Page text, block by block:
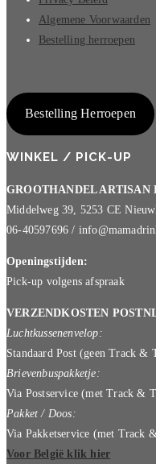
Algemene Voorwaarden
Bestelling herroepen
Bestelling Herroepen
WINKEL / PICK-UP
GROOTHANDEL ARTISAN
Middelweg 39, 5253 CE
06-40597696 /
Openingstijden:
Pick-up volgens afspraak
VERZENDKOSTEN
Luchtkussenenvelop:
Standaard Post (geen Track &
Brievenbuspakketje:
Via Postservice (met Track &
Pakket / Doos:
Via Pakketservice (met Track
Voor België klik hier